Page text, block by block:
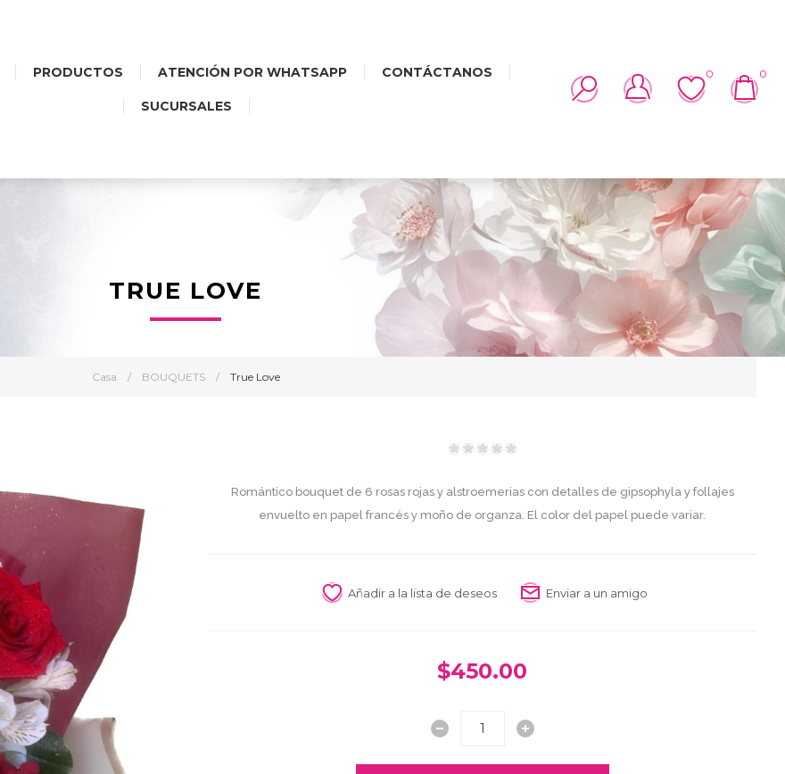
PRODUCTOS ATENCIÓN POR WHATSAPP CONTÁCTANOS
SUCURSALES
0 0
Casa / BOUQUETS / True Love
TRUE LOVE
Romántico bouquet de 6 rosas rojas y alstroemerias con detalles de gipsophyla y follajes
envuelto en papel francés y moño de organza. El color del papel puede variar.
Añadir a la lista de deseos Enviar a un amigo
$450.00